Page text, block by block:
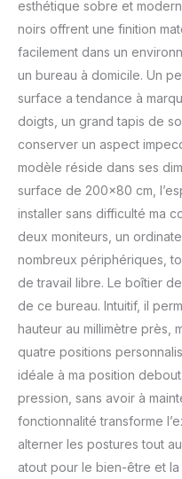
esthétique sobre et
noirs offrent une finition
facilement dans un
un bureau à domicile. Un
surface a tendance à
doigts, un grand tapis de
conserver un aspect
modèle réside dans ses
surface de 200×80 cm,
installer sans difficulté ma
deux moniteurs, un
nombreux périphériques,
de travail libre. Le boîtier
de ce bureau. Intuitif, il
hauteur au millimètre près,
quatre positions
idéale à ma position
pression, sans avoir à
fonctionnalité transforme
alterner les postures tout
atout pour le bien-être et